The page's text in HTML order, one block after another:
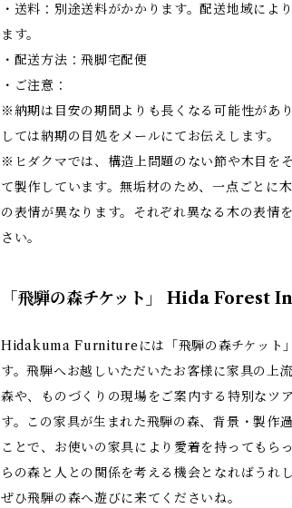
・送料：別途送料がかかります。配送地域によ
ます。
・配送方法：飛脚宅配便
・ご注意：
※納期は目安の期間よりも長くなる可能性があ
しては納期の目処をメールにてお伝えします。
※ヒダクマでは、構造上問題のない節や木目を
て製作しています。無垢材のため、一点ごとに
の表情が異なります。それぞれ異なる木の表情
さい。
「飛騨の森チケット」 Hida Forest
Hidakuma Furnitureには「飛騨の森チケット
す。飛騨へお越しいただいたお客様に家具の上
森や、ものづくりの現場をご案内する特別なツ
す。この家具が生まれた飛騨の森、背景・製作
ことで、お使いの家具により愛着を持ってもら
らの森と人との関係を考える機会となればうれし
ぜひ飛騨の森へ遊びに来てくださいね。